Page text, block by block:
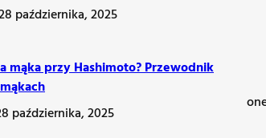
Francję, jest to danie głęboko
października, 2025
mąka przy Hashimoto? Przewodnik
października, 2025